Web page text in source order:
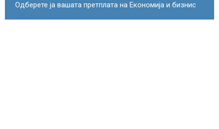
Одберете ја вашата претплата на Економија и бизнис